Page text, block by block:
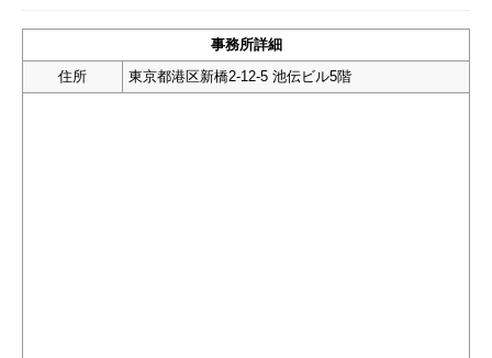
事務所詳細
住所
東京都港区新橋2-12-5 池伝ビル5階